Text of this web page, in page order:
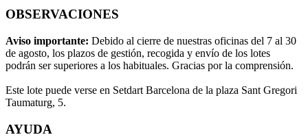
OBSERVACIONES
Aviso importante: Debido al cierre de nuestras oficinas del 7 al 30
de agosto, los plazos de gestión, recogida y envío de los lotes
podrán ser superiores a los habituales. Gracias por la comprensión.
Este lote puede verse en Setdart Barcelona de la plaza Sant Gregori
Taumaturg, 5.
AYUDA